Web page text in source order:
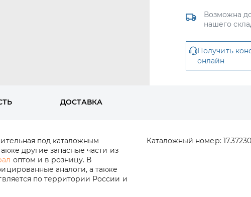
Возможна
нашего
Получить
онлайн
ДОСТАВКА
под каталожным
другие запасные части из
оптом и в розницу. В
аналоги, а также
по территории России и
Каталожный номер: